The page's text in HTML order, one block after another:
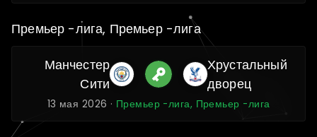
Премьер -лига, Премьер -лига
Манчестер
Сити
Хрустальный
дворец
13 мая 2026 · Премьер -лига, Премьер -лига